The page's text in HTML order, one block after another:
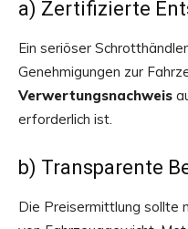
a) Zertifizierte
Ein seriöser
Genehmigungen zur
Verwertungsnachweis
erforderlich ist.
b) Transparente
Die Preisermittlung sollte